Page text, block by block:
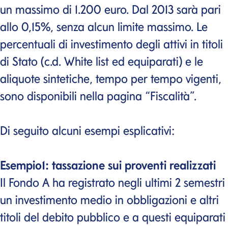
un massimo di 1.200 euro. Dal 2013 sarà pari
allo 0,15%, senza alcun limite massimo. Le
percentuali di investimento degli attivi in titoli
di Stato (c.d. White list ed equiparati) e le
aliquote sintetiche, tempo per tempo vigenti,
sono disponibili nella pagina “Fiscalità”.
Di seguito alcuni esempi esplicativi:
Esempio1: tassazione sui proventi realizzati
Il Fondo A ha registrato negli ultimi 2 semestri
un investimento medio in obbligazioni e altri
titoli del debito pubblico e a questi equiparati